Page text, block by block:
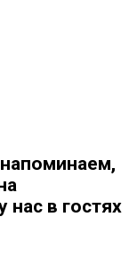
нас в гостях